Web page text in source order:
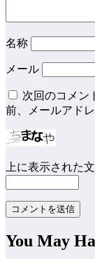
名称
メール
次回のコメン
前、メールアド
上に表示された
You May